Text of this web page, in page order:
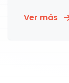
Ver más